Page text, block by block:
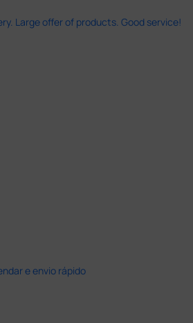
Large offer of products. Good service!
e envio rápido